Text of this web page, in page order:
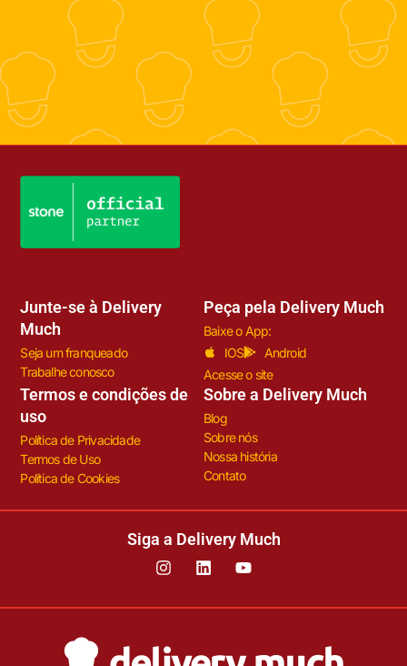
Junte-se à Delivery
Much
Seja um franqueado
Trabalhe conosco
Peça pela Delivery Much
Baixe o App:
IOS
Android
Acesse o site
Termos e condições de
uso
Política de Privacidade
Termos de Uso
Política de Cookies
Sobre a Delivery Much
Blog
Sobre nós
Nossa história
Contato
Siga a Delivery Much